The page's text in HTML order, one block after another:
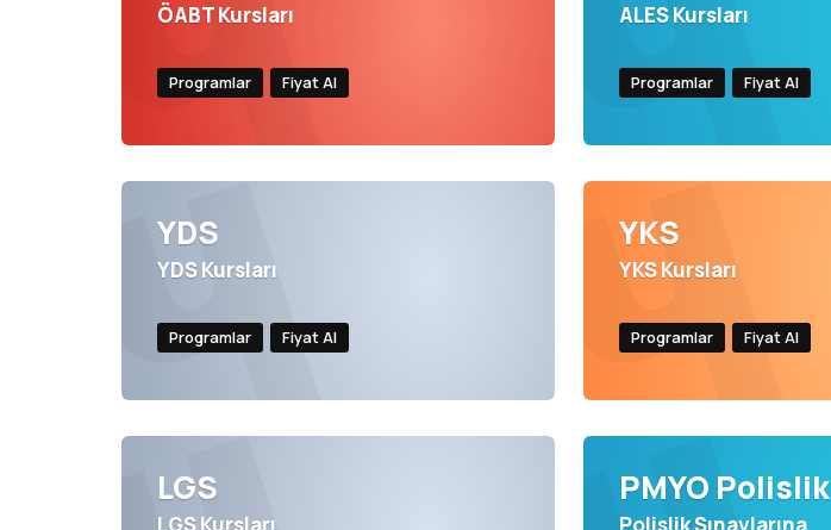
ÖABT Kursları
Programlar Fiyat Al
ALES Kursları
Programlar Fiyat Al
YDS
YDS Kursları
Programlar Fiyat Al
YKS
YKS Kursları
Programlar Fiyat Al
LGS PMYO Polislik